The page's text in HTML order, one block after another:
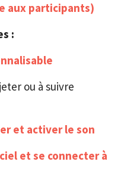
aux participants)
:
ou à suivre
et activer le son
et se connecter à